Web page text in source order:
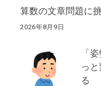
算数の文章問題に
2026年8月9日
「
っ